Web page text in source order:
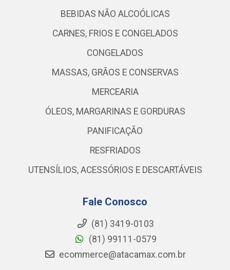
BEBIDAS NÃO ALCOÓLICAS
CARNES, FRIOS E CONGELADOS
CONGELADOS
MASSAS, GRÃOS E CONSERVAS
MERCEARIA
ÓLEOS, MARGARINAS E GORDURAS
PANIFICAÇÃO
RESFRIADOS
UTENSÍLIOS, ACESSÓRIOS E DESCARTÁVEIS
Fale Conosco
(81) 3419-0103
(81) 99111-0579
ecommerce@atacamax.com.br